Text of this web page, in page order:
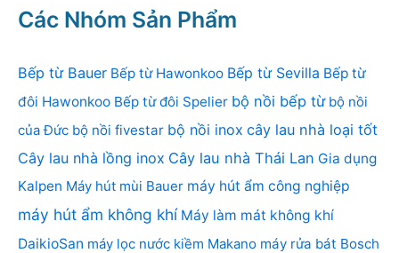
Các Nhóm Sản Phẩm
Bếp từ Bauer Bếp từ Hawonkoo Bếp từ Sevilla Bếp từ
đôi Hawonkoo Bếp từ đôi Spelier bộ nồi bếp từ bộ nồi
của Đức bộ nồi fivestar bộ nồi inox cây lau nhà loại tốt
Cây lau nhà lồng inox Cây lau nhà Thái Lan Gia dụng
Kalpen Máy hút mùi Bauer máy hút ẩm công nghiệp
máy hút ẩm không khí Máy làm mát không khí
DaikioSan máy lọc nước kiềm Makano máy rửa bát Bosch